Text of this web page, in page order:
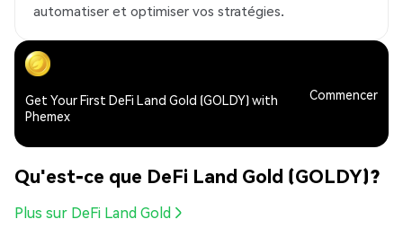
automatiser et optimiser vos stratégies.
Get Your First DeFi Land Gold (GOLDY) with
Phemex
Commencer
Qu'est-ce que DeFi Land Gold (GOLDY)?
Plus sur DeFi Land Gold